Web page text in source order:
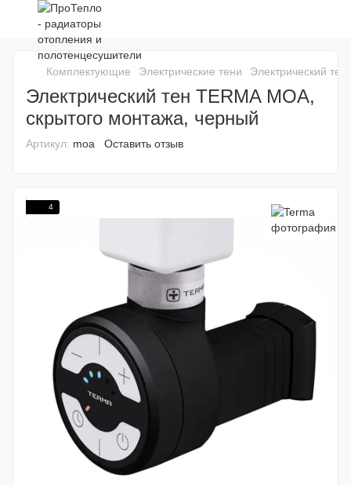
Комплектующие Электрические тени Электрический
Электрический тен TERMA MOA,
скрытого монтажа, черный
Артикул: moa Оставить отзыв
4